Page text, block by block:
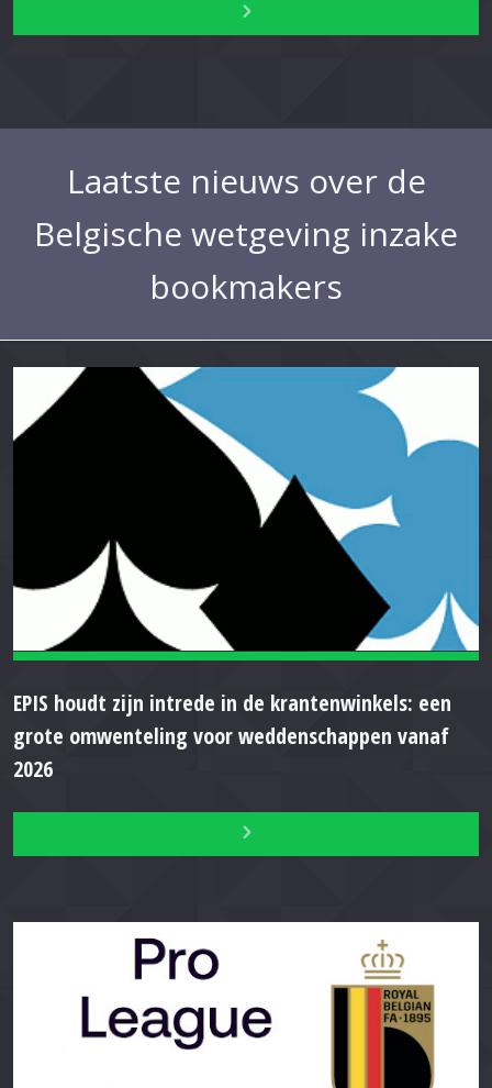
Laatste nieuws over de
Belgische wetgeving inzake
bookmakers
EPIS houdt zijn intrede in de krantenwinkels: een
grote omwenteling voor weddenschappen vanaf
2026